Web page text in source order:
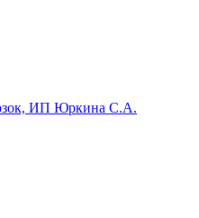
ИП Юркина С.А.